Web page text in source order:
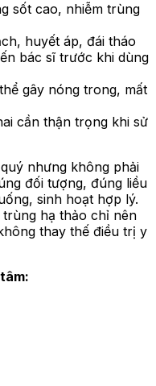
sốt cao, nhiễm trùng
huyết áp, đái tháo
bác sĩ trước khi dùng
gây nóng trong, mất
cần thận trọng khi sử
nhưng không phải
đối tượng, đúng liều
sinh hoạt hợp lý.
hạ thảo chỉ nên
thay thế điều trị y